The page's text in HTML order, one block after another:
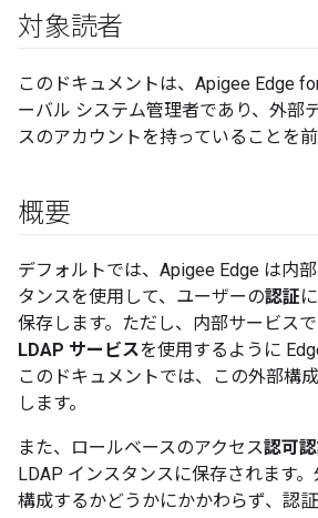
対象読者
このドキュメントは、Apigee Edge
ーバル システム管理者であり、外部
スのアカウントを持っていることを前
概要
デフォルトでは、Apigee Edge は内
タンスを使用して、ユーザーの認証
保存します。ただし、内部サービスで
LDAP サービスを使用するように
このドキュメントでは、この外部構
します。
また、ロールベースのアクセス認可
LDAP インスタンスに保存されます
構成するかどうかにかかわらず、認